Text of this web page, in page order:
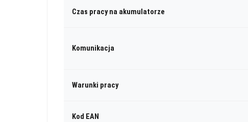
Czas pracy na akumulatorze
Komunikacja
Warunki pracy
Kod EAN